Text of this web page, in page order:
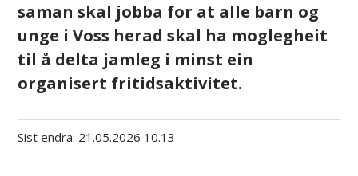
saman skal jobba for at alle barn og
unge i Voss herad skal ha moglegheit
til å delta jamleg i minst ein
organisert fritidsaktivitet.
Sist endra 21.05.2026 10.13